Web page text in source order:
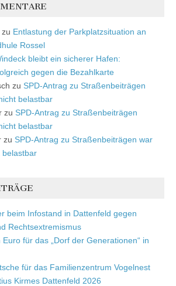
zu Entlastung der Parkplatzsituation an
Rossel
bleibt ein sicherer Hafen:
gegen die Bezahlkarte
zu SPD-Antrag zu Straßenbeiträgen
belastbar
zu SPD-Antrag zu Straßenbeiträgen
belastbar
zu SPD-Antrag zu Straßenbeiträgen war
belastbar
beim Infostand in Dattenfeld gegen
Rechtsextremismus
für das „Dorf der Generationen“ in
für das Familienzentrum Vogelnest
Kirmes Dattenfeld 2026